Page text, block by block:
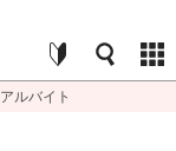
アルバイト